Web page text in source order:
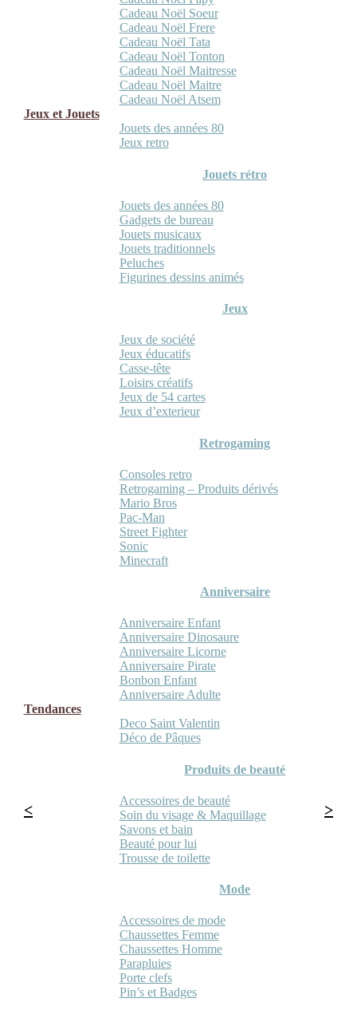
Cadeau Noël Soeur
Cadeau Noël Frere
Cadeau Noël Tata
Cadeau Noël Tonton
Cadeau Noël Maitresse
Cadeau Noël Maitre
Cadeau Noël Atsem
Jeux et Jouets
Jouets des années 80
Jeux retro
Jouets rétro
Jouets des années 80
Gadgets de bureau
Jouets musicaux
Jouets traditionnels
Peluches
Figurines dessins animés
Jeux
Jeux de société
Jeux éducatifs
Casse-tête
Loisirs créatifs
Jeux de 54 cartes
Jeux d’exterieur
Retrogaming
Consoles retro
Retrogaming – Produits dérivés
Mario Bros
Pac-Man
Street Fighter
Sonic
Minecraft
Anniversaire
Anniversaire Enfant
Anniversaire Dinosaure
Anniversaire Licorne
Anniversaire Pirate
Bonbon Enfant
Anniversaire Adulte
Tendances
Deco Saint Valentin
Déco de Pâques
Produits de beauté
Accessoires de beauté
Soin du visage & Maquillage
Savons et bain
Beauté pour lui
Trousse de toilette
Mode
Accessoires de mode
Chaussettes Femme
Chaussettes Homme
Parapluies
Porte clefs
Pin’s et Badges